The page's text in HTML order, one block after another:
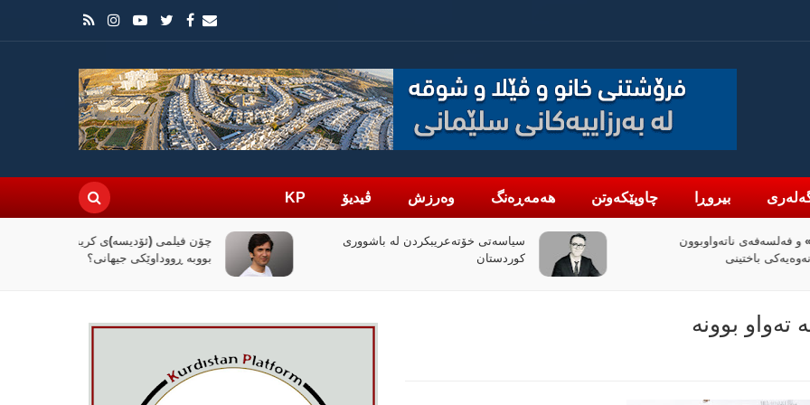
بیروڕا چاوپێکەوتن هەمەڕەنگ وەرزش ڤیدیۆ KP
سیاسەتی خۆتەعریبکردن لە باشووری
کوردستان
چۆن فیلمی (ئۆدیسە)ی کریستۆفەر نۆلان
بووبە ڕووداوێکی جیهانی؟
بوونە